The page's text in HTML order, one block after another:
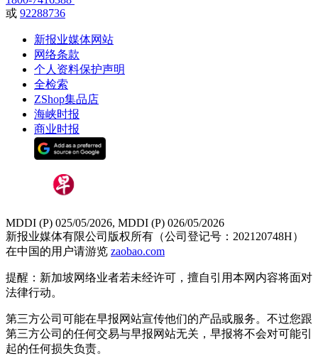
或 92288736
新报业媒体网站
网络条款
个人资料保护声明
全检索
ZShop集品店
海峡时报
商业时报
MDDI (P) 025/05/2026, MDDI (P) 026/05/2026
新报业媒体有限公司版权所有（公司登记号：202120748H）
在中国的用户请游览 zaobao.com
提醒：新加坡网络业者若未经许可，擅自引用本网内容将面对
法律行动。
第三方公司可能在早报网站宣传他们的产品或服务。不过您跟
第三方公司的任何交易与早报网站无关，早报将不会对可能引
起的任何损失负责。